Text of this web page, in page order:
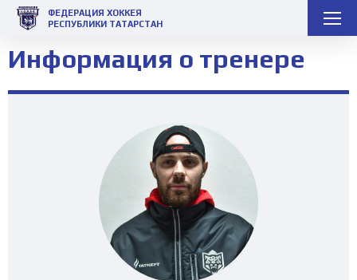
ФЕДЕРАЦИЯ ХОККЕЯ
РЕСПУБЛИКИ ТАТАРСТАН
Информация о тренере